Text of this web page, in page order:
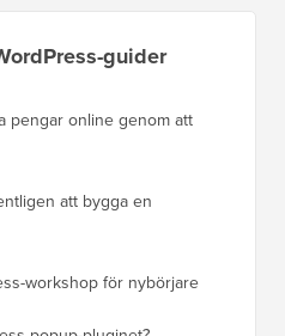
guider
pengar online genom att
att bygga en
workshop för nybörjare